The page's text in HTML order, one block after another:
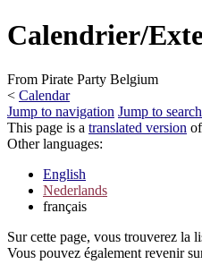
Calendrier/
From Pirate Party Belgium
< Calendar
Jump to navigation Jump to search
This page is a translated version
Other languages:
English
Nederlands
français
Sur cette page, vous trouverez la
Vous pouvez également revenir